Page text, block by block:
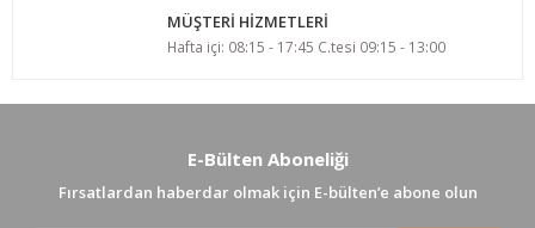
MÜŞTERİ HİZMETLERİ
Hafta içi: 08:15 - 17:45 C.tesi 09:15 - 13:00
E-Bülten Aboneliği
Fırsatlardan haberdar olmak için E-bülten’e abone olun